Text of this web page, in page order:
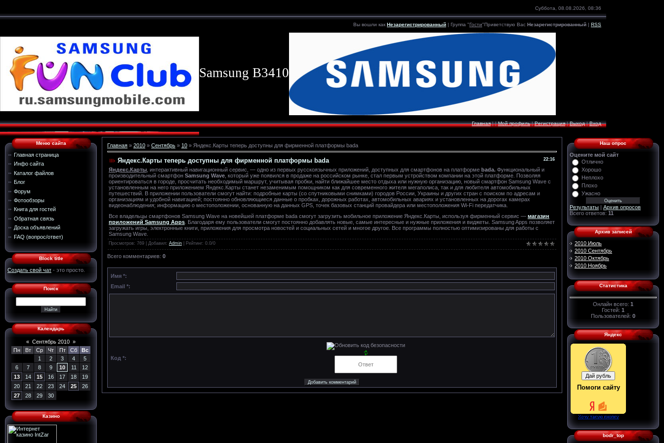
Суббота, 08.08.2026, 08:36
Вы вошли как Незарегистрированный | Группа "Гости"Приветствую Вас Незарегистрированный | RSS
Samsung B3410
Главная||Мой профиль|Регистрация|Выход|Вход
Меню сайта
Главная страница
Инфо сайта
Каталог файлов
Блог
Форум
Фотообзоры
Книга для гостей
Обратная связь
Доска объявлений
FAQ (вопрос/ответ)
Block title
Создать свой чат - это просто.
Поиск
Календарь
« Сентябрь 2010 »
Пн
Вт Ср Чт Пт Сб
Вс
1
2 3 4
5
6
7 8 9 10 11
12
13
14 15 16 17 18
19
20
21 22 23 24 25
26
27
28 29 30
Казино
Главная » 2010 » Сентябрь » 10 » Яндекс.Карты теперь доступны для фирменной платформы bada
22:16
Яндекс.Карты теперь доступны для фирменной платформы bada
Яндекс.Карты , интерактивный навигационный сервис, — одно из первых русскоязычных приложений, доступных для смартфонов на платформе bada. Функциональный и
производительный смартфон Samsung Wave , который уже появился в продаже на российском рынке, стал первым устройством компании на этой платформе. Позволяя
ориентироваться в городе, просчитать необходимый маршрут, учитывая пробки, найти ближайшее место отдыха или нужную организацию, новый смартфон Samsung Wave с
установленным на него приложением Яндекс.Карты станет незаменимым помощником как для современного жителя мегаполиса, так и для любителя автомобильных
путешествий. В приложении пользователи смогут найти: подробные карты (со спутниковыми снимками) городов России, Украины и других стран с поиском по адресам и
организациям и удобной навигацией; постоянно обновляющиеся данные о пробках, дорожных работах, автомобильных авариях и установленных на дорогах камерах
видеонаблюдения; информацию о местоположении, основанную на данных GPS, точек базовых станций провайдера или местоположения Wi-Fi передатчика.
Все владельцы смартфонов Samsung Wave на новейшей платформе bada смогут загрузить мобильное приложение Яндекс.Карты, используя фирменный сервис — магазин
приложений Samsung Apps . Благодаря ему пользователи смогут постоянно добавлять новые, самые интересные и нужные приложения и виджеты. Samsung Apps позволяет
загружать игры, электронные книги, приложения для просмотра новостей и социальных сетей и многое другое. Все программы полностью оптимизированы для работы с
Samsung Wave.
Просмотров: 769 | Добавил: Admin Рейтинг: 0.0/0
Всего комментариев: 0
Имя *:
Email *:
Код *:
Наш опрос
Оцените мой сайт
Отлично
Хорошо
Неплохо
Плохо
Ужасно
Результаты | Архив опросов
Всего ответов: 11
Архив записей
2010 Июль
2010 Сентябрь
2010 Октябрь
2010 Ноябрь
Статистика
Онлайн всего: 1
Гостей: 1
Пользователей: 0
Яндекс
Помоги сайту
bodr_top